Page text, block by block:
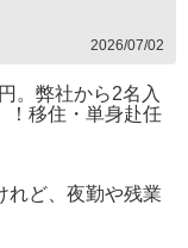
2026/07/02
。弊社から2名入
！移住・単身赴任
れど、夜勤や残業